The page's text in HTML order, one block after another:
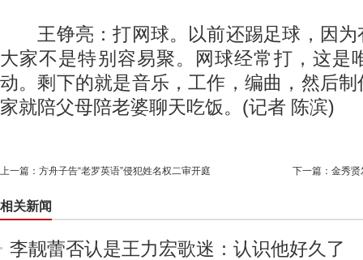
王铮亮：打网球。以前还踢足球，因为
大家不是特别容易聚。网球经常打，这是
动。剩下的就是音乐，工作，编曲，然后
家就陪父母陪老婆聊天吃饭。(记者 陈滨)
上一篇： 方舟子告“老罗英语”侵犯姓名权二审开庭 下一篇： 金秀贤
相关新闻
李靓蕾否认是王力宏歌迷：认识他好久了